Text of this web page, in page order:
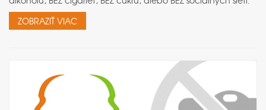
ZOBRAZIŤ VIAC